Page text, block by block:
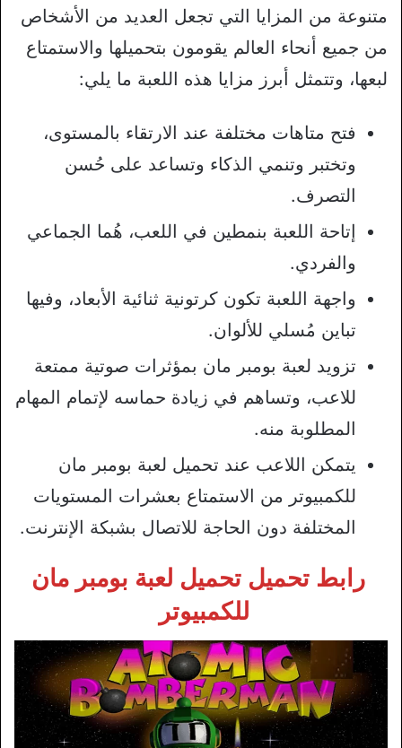
متنوعة من المزايا التي تجعل العديد من الأشخاص
من جميع أنحاء العالم يقومون بتحميلها والاستمتاع
لبعها، وتتمثل أبرز مزايا هذه اللعبة ما يلي:
فتح متاهات مختلفة عند الارتقاء بالمستوى،
وتختبر وتنمي الذكاء وتساعد على حُسن
التصرف.
إتاحة اللعبة بنمطين في اللعب، هُما الجماعي
والفردي.
واجهة اللعبة تكون كرتونية ثنائية الأبعاد، وفيها
تباين مُسلي للألوان.
تزويد لعبة بومبر مان بمؤثرات صوتية ممتعة
للاعب، وتساهم في زيادة حماسه لإتمام المهام
المطلوبة منه.
يتمكن اللاعب عند تحميل لعبة بومبر مان
للكمبيوتر من الاستمتاع بعشرات المستويات
المختلفة دون الحاجة للاتصال بشبكة الإنترنت.
رابط تحميل تحميل لعبة بومبر مان
للكمبيوتر